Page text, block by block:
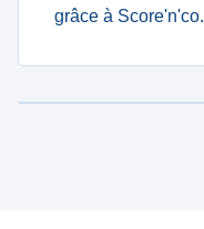
grâce à Score'n'co.